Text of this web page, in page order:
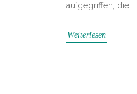
aufgegriffen, die
Weiterlesen